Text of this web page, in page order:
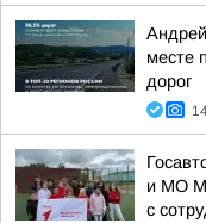
месте
дорог
и МО
с